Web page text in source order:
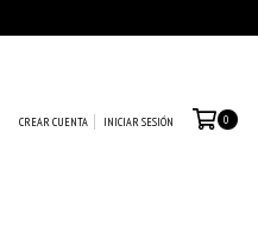
CREAR CUENTA INICIAR SESIÓN 0